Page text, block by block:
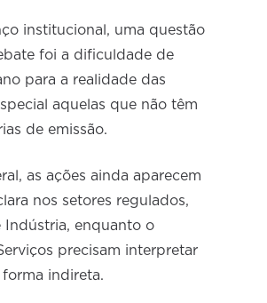
institucional, uma questão
foi a dificuldade de
para a realidade das
aquelas que não têm
de emissão.
as ações ainda aparecem
nos setores regulados,
Indústria, enquanto o
precisam interpretar
indireta.